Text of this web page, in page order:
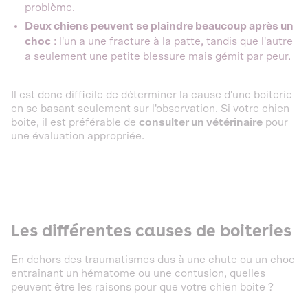
problème.
Deux chiens peuvent se plaindre beaucoup après un
choc : l'un a une fracture à la patte, tandis que l'autre
a seulement une petite blessure mais gémit par peur.
Il est donc difficile de déterminer la cause d'une boiterie
en se basant seulement sur l'observation. Si votre chien
boite, il est préférable de consulter un vétérinaire pour
une évaluation appropriée.
Les différentes causes de boiteries
En dehors des traumatismes dus à une chute ou un choc
entrainant un hématome ou une contusion, quelles
peuvent être les raisons pour que votre chien boite ?